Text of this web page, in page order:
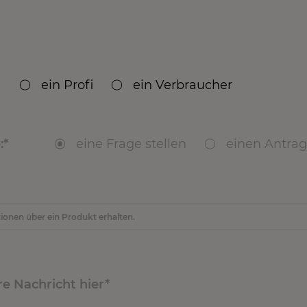
ein Profi ein Verbraucher
Kunde von Valrhona? Ja Nein
eine Frage stellen einen
gekauft? und DLUO
Nachricht hier